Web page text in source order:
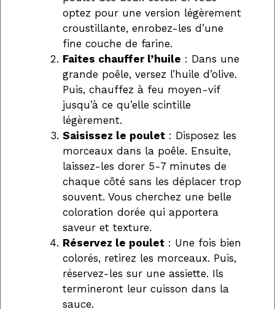
optez pour une version légèrement
croustillante, enrobez-les d’une
fine couche de farine.
Faites chauffer l’huile : Dans une
grande poêle, versez l’huile d’olive.
Puis, chauffez à feu moyen-vif
jusqu’à ce qu’elle scintille
légèrement.
Saisissez le poulet : Disposez les
morceaux dans la poêle. Ensuite,
laissez-les dorer 5-7 minutes de
chaque côté sans les déplacer trop
souvent. Vous cherchez une belle
coloration dorée qui apportera
saveur et texture.
Réservez le poulet : Une fois bien
colorés, retirez les morceaux. Puis,
réservez-les sur une assiette. Ils
termineront leur cuisson dans la
sauce.